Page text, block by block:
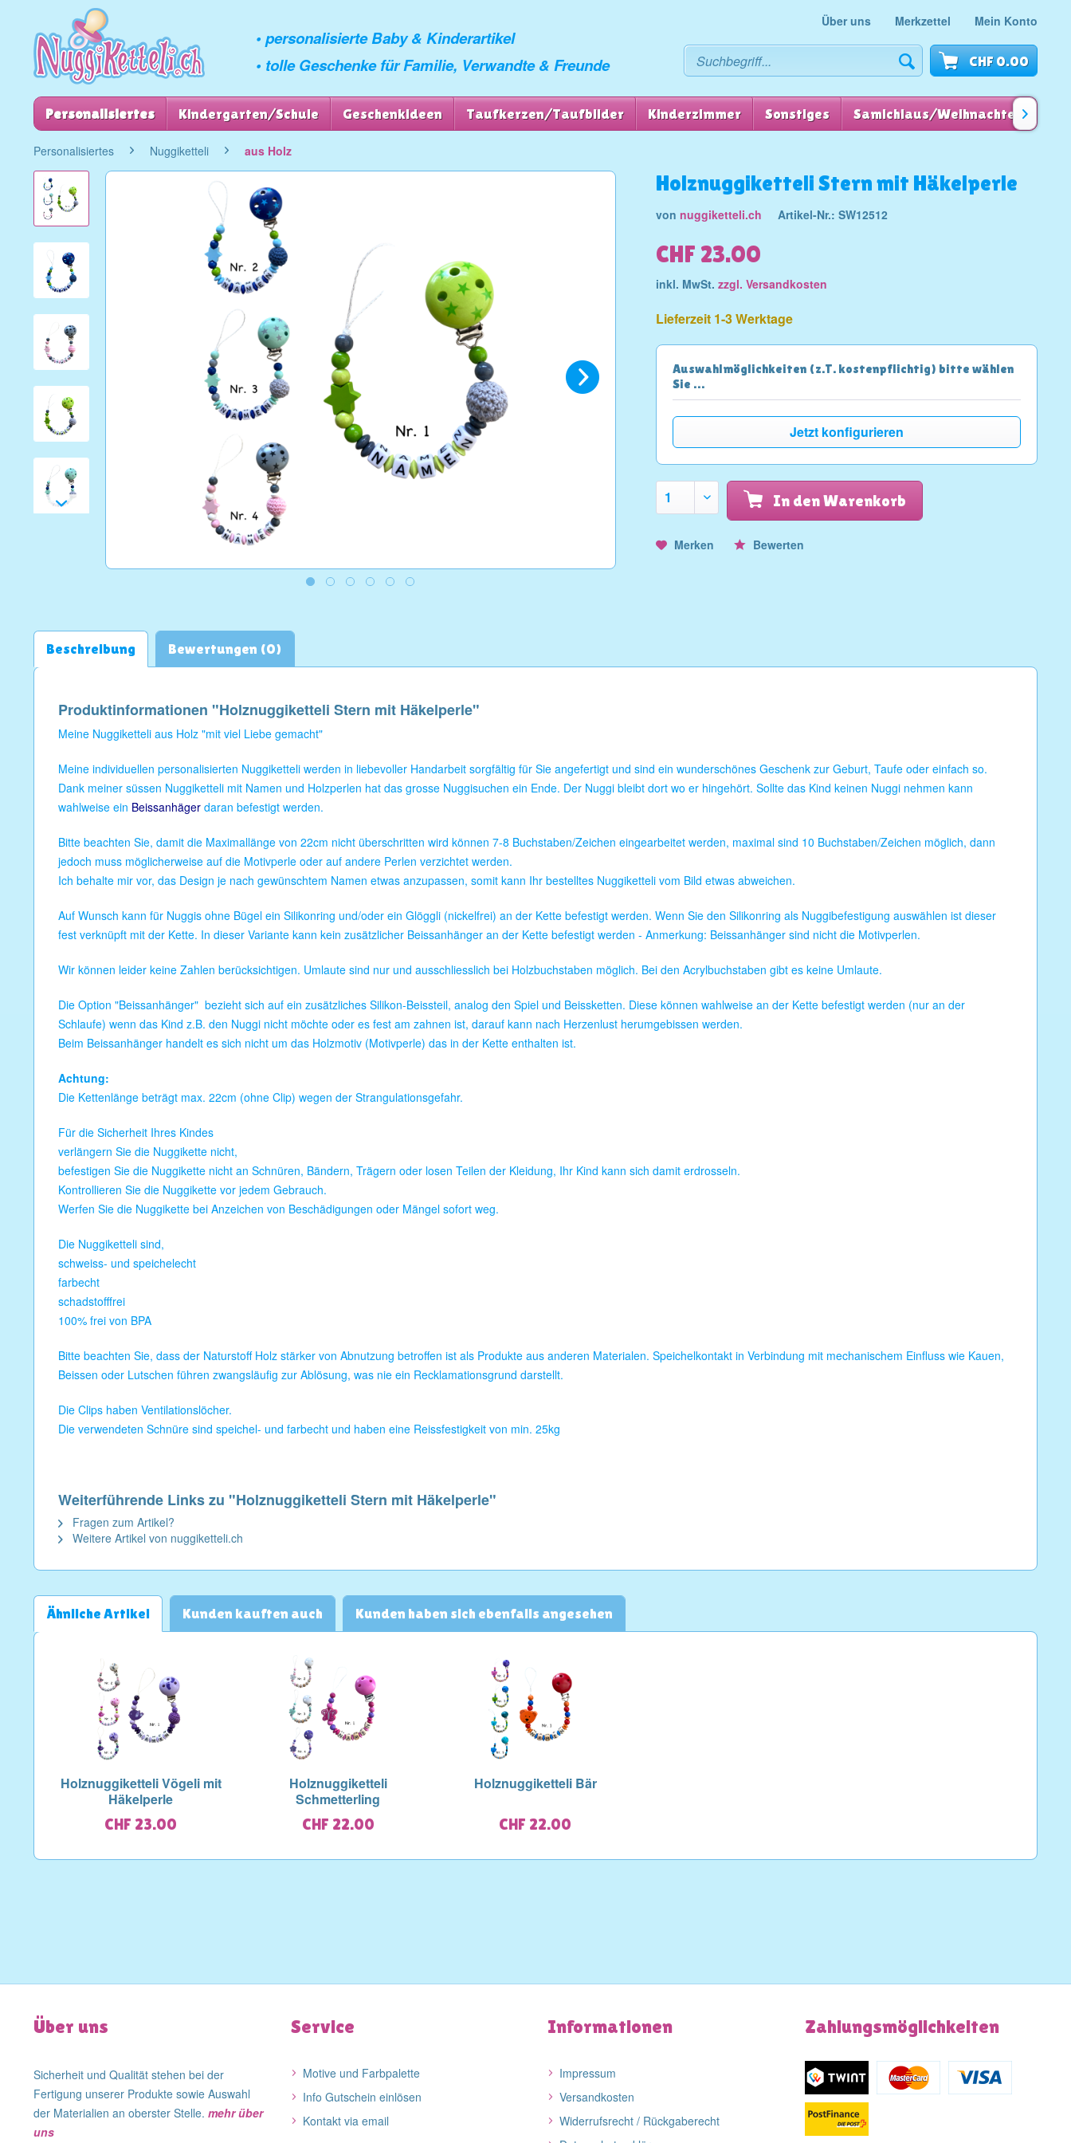
• personalisierte Baby & Kinderartikel
• tolle Geschenke für Familie, Verwandte & Freunde
Über uns Merkzettel Mein Konto
CHF 0.00
Personalisiertes Kindergarten/Schule Geschenkideen Taufkerzen/Taufbilder Kinderzimmer Sonstiges Samichlaus/Weihnachten
Personalisiertes Nuggiketteli aus Holz
Holznuggiketteli Stern mit Häkelperle
von nuggiketteli.ch Artikel-Nr.: SW12512
CHF 23.00
inkl. MwSt.zzgl. Versandkosten
Lieferzeit 1-3 Werktage
Auswahlmöglichkeiten (z.T. kostenpflichtig) bitte wählen
Sie …
Jetzt konfigurieren
In den Warenkorb
Merken Bewerten
Beschreibung Bewertungen (0)
Produktinformationen "Holznuggiketteli Stern mit Häkelperle"
Meine Nuggiketteli aus Holz "mit viel Liebe gemacht"
Meine individuellen personalisierten Nuggiketteli werden in liebevoller Handarbeit sorgfältig für Sie angefertigt und sind ein wunderschönes Geschenk zur Geburt, Taufe oder einfach so.
Dank meiner süssen Nuggiketteli mit Namen und Holzperlen hat das grosse Nuggisuchen ein Ende. Der Nuggi bleibt dort wo er hingehört. Sollte das Kind keinen Nuggi nehmen kann
wahlweise ein Beissanhäger daran befestigt werden.
Bitte beachten Sie, damit die Maximallänge von 22cm nicht überschritten wird können 7-8 Buchstaben/Zeichen eingearbeitet werden, maximal sind 10 Buchstaben/Zeichen möglich, dann
jedoch muss möglicherweise auf die Motivperle oder auf andere Perlen verzichtet werden.
Ich behalte mir vor, das Design je nach gewünschtem Namen etwas anzupassen, somit kann Ihr bestelltes Nuggiketteli vom Bild etwas abweichen.
Auf Wunsch kann für Nuggis ohne Bügel ein Silikonring und/oder ein Glöggli (nickelfrei) an der Kette befestigt werden. Wenn Sie den Silikonring als Nuggibefestigung auswählen ist dieser
fest verknüpft mit der Kette. In dieser Variante kann kein zusätzlicher Beissanhänger an der Kette befestigt werden - Anmerkung: Beissanhänger sind nicht die Motivperlen.
Wir können leider keine Zahlen berücksichtigen. Umlaute sind nur und ausschliesslich bei Holzbuchstaben möglich. Bei den Acrylbuchstaben gibt es keine Umlaute.
Die Option "Beissanhänger" bezieht sich auf ein zusätzliches Silikon-Beissteil, analog den Spiel und Beissketten. Diese können wahlweise an der Kette befestigt werden (nur an der
Schlaufe) wenn das Kind z.B. den Nuggi nicht möchte oder es fest am zahnen ist, darauf kann nach Herzenlust herumgebissen werden.
Beim Beissanhänger handelt es sich nicht um das Holzmotiv (Motivperle) das in der Kette enthalten ist.
Achtung:
Die Kettenlänge beträgt max. 22cm (ohne Clip) wegen der Strangulationsgefahr.
Für die Sicherheit Ihres Kindes
verlängern Sie die Nuggikette nicht,
befestigen Sie die Nuggikette nicht an Schnüren, Bändern, Trägern oder losen Teilen der Kleidung, Ihr Kind kann sich damit erdrosseln.
Kontrollieren Sie die Nuggikette vor jedem Gebrauch.
Werfen Sie die Nuggikette bei Anzeichen von Beschädigungen oder Mängel sofort weg.
Die Nuggiketteli sind,
schweiss- und speichelecht
farbecht
schadstofffrei
100% frei von BPA
Bitte beachten Sie, dass der Naturstoff Holz stärker von Abnutzung betroffen ist als Produkte aus anderen Materialen. Speichelkontakt in Verbindung mit mechanischem Einfluss wie Kauen,
Beissen oder Lutschen führen zwangsläufig zur Ablösung, was nie ein Recklamationsgrund darstellt.
Die Clips haben Ventilationslöcher.
Die verwendeten Schnüre sind speichel- und farbecht und haben eine Reissfestigkeit von min. 25kg
Weiterführende Links zu "Holznuggiketteli Stern mit Häkelperle"
Fragen zum Artikel?
Weitere Artikel von nuggiketteli.ch
Ähnliche Artikel Kunden kauften auch Kunden haben sich ebenfalls angesehen
Holznuggiketteli Vögeli mit
Häkelperle
CHF 23.00
Holznuggiketteli
Schmetterling
CHF 22.00
Holznuggiketteli Bär
CHF 22.00
Über uns
Sicherheit und Qualität stehen bei der
Fertigung unserer Produkte sowie Auswahl
der Materialien an oberster Stelle. mehr über
uns
Service
Motive und Farbpalette
Info Gutschein einlösen
Kontakt via email
Informationen
Impressum
Versandkosten
Widerrufsrecht / Rückgaberecht
Zahlungsmöglichkeiten